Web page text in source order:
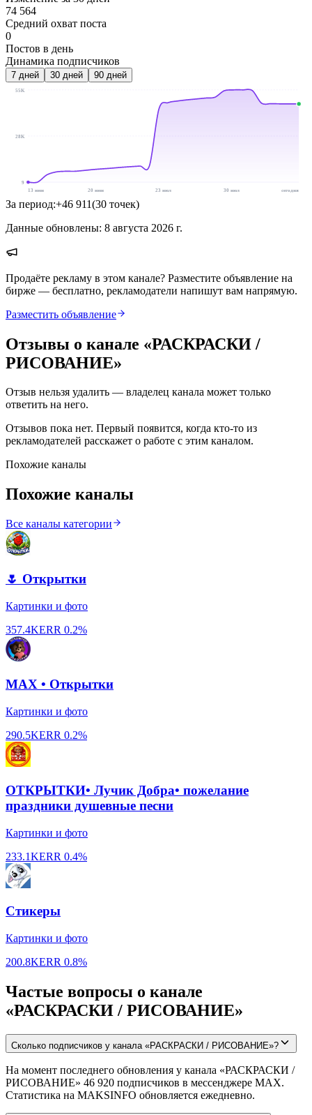
74 564
Средний охват поста
0
Постов в день
Динамика подписчиков
7 дней 30 дней 90 дней
55K
28K
9
13 июн
20 июн 23 июл 30 июл сегодня
За период:+46 911(30 точек)
Данные обновлены: 8 августа 2026 г.
Продаёте рекламу в этом канале? Разместите объявление на
бирже — бесплатно, рекламодатели напишут вам напрямую.
Разместить объявление
Отзывы о канале «РАСКРАСКИ /
РИСОВАНИЕ»
Отзыв нельзя удалить — владелец канала может только
ответить на него.
Отзывов пока нет. Первый появится, когда кто-то из
рекламодателей расскажет о работе с этим каналом.
Похожие каналы
Похожие каналы
Все каналы категории
🌷 Открытки
Картинки и фото
357.4KERR 0.2%
MAX • Открытки
Картинки и фото
290.5KERR 0.2%
ОТКРЫТКИ• Лучик Добра• пожелание
праздники душевные песни
Картинки и фото
233.1KERR 0.4%
Стикеры
Картинки и фото
200.8KERR 0.8%
Частые вопросы о канале
«РАСКРАСКИ / РИСОВАНИЕ»
Сколько подписчиков у канала «РАСКРАСКИ / РИСОВАНИЕ»?
На момент последнего обновления у канала «РАСКРАСКИ /
РИСОВАНИЕ» 46 920 подписчиков в мессенджере MAX.
Статистика на MAKSINFO обновляется ежедневно.